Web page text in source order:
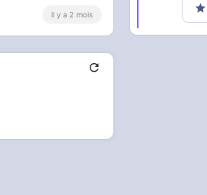
il y a 2 mois